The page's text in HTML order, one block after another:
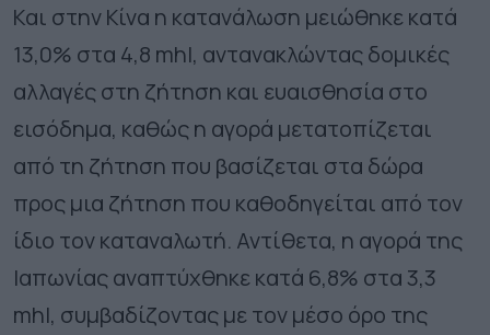
Και στην Κίνα η κατανάλωση μειώθηκε κατά
13,0% στα 4,8 mhl, αντανακλώντας δομικές
αλλαγές στη ζήτηση και ευαισθησία στο
εισόδημα, καθώς η αγορά μετατοπίζεται
από τη ζήτηση που βασίζεται στα δώρα
προς μια ζήτηση που καθοδηγείται από τον
ίδιο τον καταναλωτή. Αντίθετα, η αγορά της
Ιαπωνίας αναπτύχθηκε κατά 6,8% στα 3,3
mhl, συμβαδίζοντας με τον μέσο όρο της